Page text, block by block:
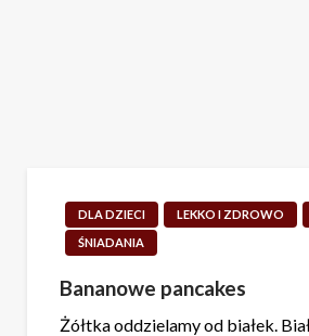
DLA DZIECI LEKKO I ZDROWO
ŚNIADANIA
Bananowe pancakes
Żółtka oddzielamy od białek.